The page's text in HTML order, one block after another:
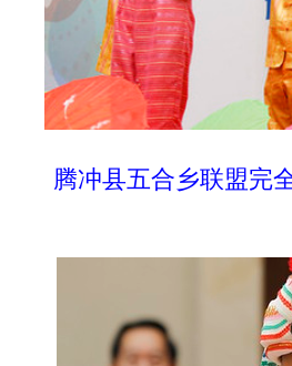
腾冲县五合乡联盟完